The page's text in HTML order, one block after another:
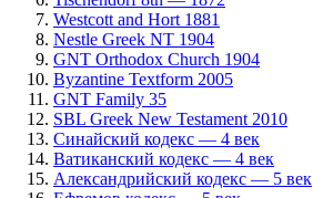
Westcott and Hort 1881
Nestle Greek NT 1904
GNT Orthodox Church 1904
Byzantine Textform 2005
GNT Family 35
SBL Greek New Testament 2010
Синайский кодекс — 4 век
Ватиканский кодекс — 4 век
Александрийский кодекс — 5 век